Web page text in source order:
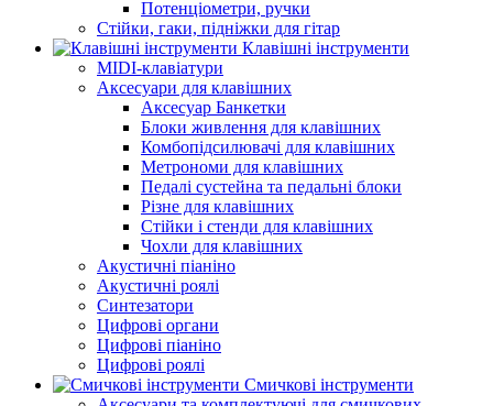
Потенціометри, ручки
Стійки, гаки, підніжки для гітар
Клавішні інструменти
MIDI-клавіатури
Аксесуари для клавішних
Аксесуар Банкетки
Блоки живлення для клавішних
Комбопідсилювачі для клавішних
Метрономи для клавішних
Педалі сустейна та педальні блоки
Різне для клавішних
Стійки і стенди для клавішних
Чохли для клавішних
Акустичні піаніно
Акустичні роялі
Синтезатори
Цифрові органи
Цифрові піаніно
Цифрові роялі
Смичкові інструменти